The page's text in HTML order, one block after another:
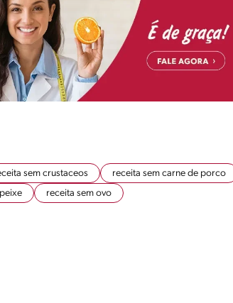
sem crustaceos
receita sem carne de porco
receita sem ovo